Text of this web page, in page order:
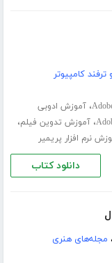
کامپیوتر
،آموزش ادوبی
،آموزش تدوین فیلم،
نرم افزار پریمیر
دانلود کتاب
، مجله‌های هنری